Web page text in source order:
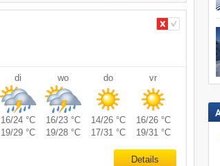
di wo do vr
16/24 °C 16/23 °C 14/26 °C
16/26 °C
19/29 °C 19/28 °C 17/31 °C 19/31 °C
Details